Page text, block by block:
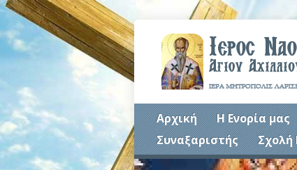
Αρχική Η Ενορία μας
Συναξαριστής
Σχολή